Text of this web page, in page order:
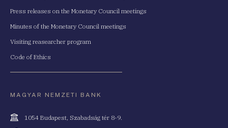
Press releases on the Monetary Council meetings
Minutes of the Monetary Council meetings
Visiting reasearcher program
Code of Ethics
MAGYAR NEMZETI BANK
Cím
1054 Budapest, Szabadság tér 8-9.